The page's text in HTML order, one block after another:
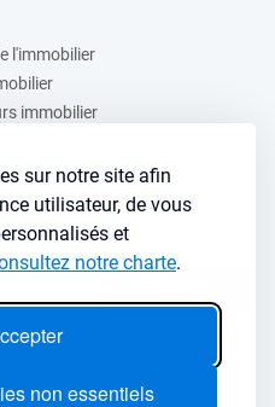
sur notre site afin
utilisateur, de vous
et
notre charte.
non essentiels
l'immobilier
immobilier
l’immobilier ?
gratuite :